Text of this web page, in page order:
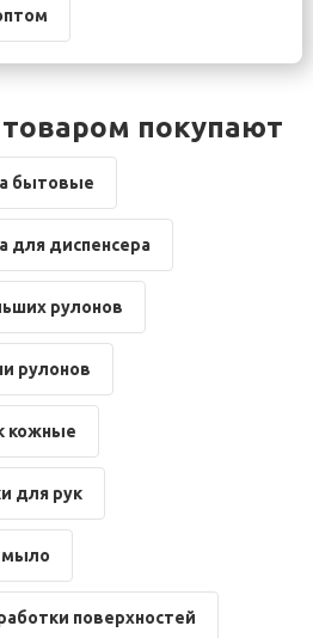
покупают
бытовые
для диспенсера
рулонов
рулонов
кожные
для рук
мыло
поверхностей